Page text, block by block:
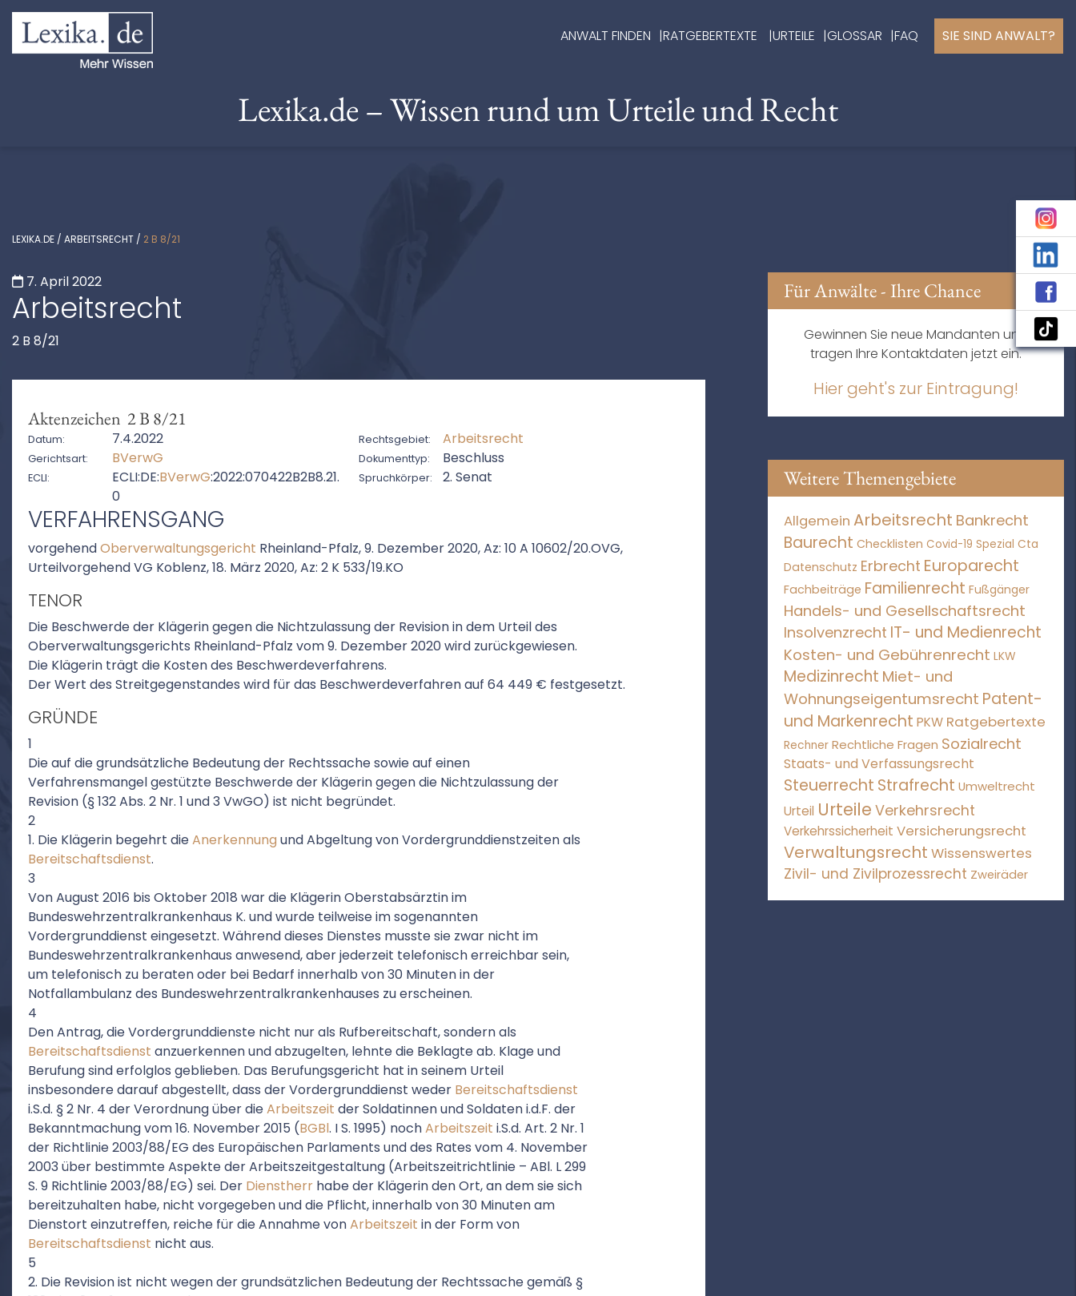
ANWALT FINDEN RATGEBERTEXTE URTEILE GLOSSAR FAQ SIE SIND ANWALT?
Lexika.de – Wissen rund um Urteile und Recht
LEXIKA.DE / ARBEITSRECHT / 2 B 8/21
7. April 2022
Arbeitsrecht
2 B 8/21
Aktenzeichen 2 B 8/21
Datum: 7.4.2022 Rechtsgebiet: Arbeitsrecht
Gerichtsart: BVerwG Dokumenttyp: Beschluss
ECLI: ECLI:DE:BVerwG:2022:070422B2B8.21.
0
Spruchkörper: 2. Senat
VERFAHRENSGANG
vorgehendOberverwaltungsgericht Rheinland-Pfalz, 9. Dezember 2020, Az: 10 A 10602/20.OVG,
Urteilvorgehend VG Koblenz, 18. März 2020, Az: 2 K 533/19.KO
TENOR
Die Beschwerde der Klägerin gegen die Nichtzulassung der Revision in dem Urteil des
Oberverwaltungsgerichts Rheinland-Pfalz vom 9. Dezember 2020 wird zurückgewiesen.
Die Klägerin trägt die Kosten des Beschwerdeverfahrens.
Der Wert des Streitgegenstandes wird für das Beschwerdeverfahren auf 64 449 € festgesetzt.
GRÜNDE
1
Die auf die grundsätzliche Bedeutung der Rechtssache sowie auf einen
Verfahrensmangel gestützte Beschwerde der Klägerin gegen die Nichtzulassung der
Revision (§ 132 Abs. 2 Nr. 1 und 3 VwGO) ist nicht begründet.
2
1. Die Klägerin begehrt dieAnerkennung und Abgeltung von Vordergrunddienstzeiten als
Bereitschaftsdienst.
3
Von August 2016 bis Oktober 2018 war die Klägerin Oberstabsärztin im
Bundeswehrzentralkrankenhaus K. und wurde teilweise im sogenannten
Vordergrunddienst eingesetzt. Während dieses Dienstes musste sie zwar nicht im
Bundeswehrzentralkrankenhaus anwesend, aber jederzeit telefonisch erreichbar sein,
um telefonisch zu beraten oder bei Bedarf innerhalb von 30 Minuten in der
Notfallambulanz des Bundeswehrzentralkrankenhauses zu erscheinen.
4
Den Antrag, die Vordergrunddienste nicht nur als Rufbereitschaft, sondern als
Bereitschaftsdienst anzuerkennen und abzugelten, lehnte die Beklagte ab. Klage und
Berufung sind erfolglos geblieben. Das Berufungsgericht hat in seinem Urteil
insbesondere darauf abgestellt, dass der Vordergrunddienst weder Bereitschaftsdienst
i.S.d. § 2 Nr. 4 der Verordnung über dieArbeitszeit der Soldatinnen und Soldaten i.d.F. der
Bekanntmachung vom 16. November 2015 (BGBl. I S. 1995) nochArbeitszeit i.S.d. Art. 2 Nr. 1
der Richtlinie 2003/88/EG des Europäischen Parlaments und des Rates vom 4. November
2003 über bestimmte Aspekte der Arbeitszeitgestaltung (Arbeitszeitrichtlinie – ABl. L 299
S. 9 Richtlinie 2003/88/EG) sei. Der Dienstherr habe der Klägerin den Ort, an dem sie sich
bereitzuhalten habe, nicht vorgegeben und die Pflicht, innerhalb von 30 Minuten am
Dienstort einzutreffen, reiche für die Annahme vonArbeitszeit in der Form von
Bereitschaftsdienst nicht aus.
5
2. Die Revision ist nicht wegen der grundsätzlichen Bedeutung der Rechtssache gemäß §
Für Anwälte - Ihre Chance
Gewinnen Sie neue Mandanten und
tragen Ihre Kontaktdaten jetzt ein.
Hier geht's zur Eintragung!
Weitere Themengebiete
Allgemein Arbeitsrecht Bankrecht
Baurecht Checklisten Covid-19 Spezial Cta
Datenschutz Erbrecht Europarecht
Fachbeiträge Familienrecht Fußgänger
Handels- und Gesellschaftsrecht
Insolvenzrecht IT- und Medienrecht
Kosten- und Gebührenrecht LKW
Medizinrecht Miet- und
Wohnungseigentumsrecht Patent-
und Markenrecht PKW Ratgebertexte
Rechner Rechtliche Fragen Sozialrecht
Staats- und Verfassungsrecht
Steuerrecht Strafrecht Umweltrecht
Urteil Urteile Verkehrsrecht
Verkehrssicherheit Versicherungsrecht
Verwaltungsrecht Wissenswertes
Zivil- und Zivilprozessrecht Zweiräder